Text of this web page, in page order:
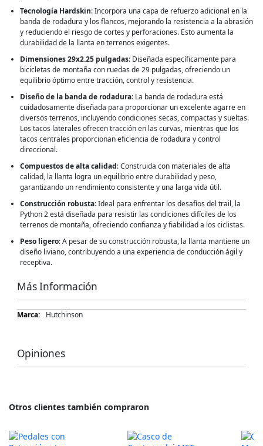
Tecnología Hardskin: Incorpora una capa de refuerzo adicional en la
banda de rodadura y los flancos, mejorando la resistencia a la abrasión
y reduciendo el riesgo de cortes y perforaciones. Esto aumenta la
durabilidad de la llanta en terrenos exigentes.
Dimensiones 29x2.25 pulgadas: Diseñada específicamente para
bicicletas de montaña con ruedas de 29 pulgadas, ofreciendo un
equilibrio óptimo entre tracción, control y resistencia.
Diseño de la banda de rodadura: La banda de rodadura está
cuidadosamente diseñada para proporcionar un excelente agarre en
diversos terrenos, incluyendo condiciones secas, compactas y sueltas.
Los tacos laterales ofrecen tracción en las curvas, mientras que los
tacos centrales proporcionan eficiencia de rodadura y control
direccional.
Compuestos de alta calidad: Construida con materiales de alta
calidad, la llanta logra un equilibrio entre durabilidad y peso,
garantizando un rendimiento consistente y una larga vida útil.
Construcción robusta: Ideal para enfrentar los desafíos del trail, la
Python 2 está diseñada para resistir las condiciones difíciles de los
terrenos de montaña, ofreciendo confianza y fiabilidad a los ciclistas.
Peso ligero: A pesar de su construcción robusta, la llanta mantiene un
diseño liviano, contribuyendo a una experiencia de conducción ágil y
receptiva.
Más Información
Más
Hutchinson
Opiniones
Otros clientes también compraron